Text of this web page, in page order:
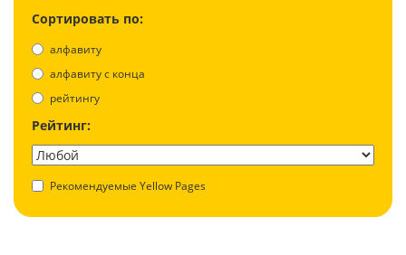
Сортировать по:
алфавиту
aлфавиту с конца
рейтингу
Рейтинг:
Рекомендуемые Yellow Pages